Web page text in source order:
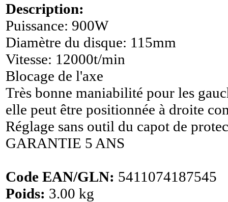
Description:
Puissance: 900W
Diamètre du disque: 115mm
Vitesse: 12000t/min
Blocage de l'axe
Très bonne maniabilité pour les
elle peut être positionnée à droite
Réglage sans outil du capot de
GARANTIE 5 ANS
Code EAN/GLN: 5411074187545
Poids: 3.00 kg